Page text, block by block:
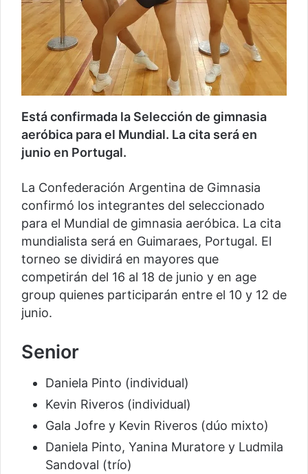
Está confirmada la Selección de gimnasia
aeróbica para el Mundial. La cita será en
junio en Portugal.
La Confederación Argentina de Gimnasia
confirmó los integrantes del seleccionado
para el Mundial de gimnasia aeróbica. La cita
mundialista será en Guimaraes, Portugal. El
torneo se dividirá en mayores que
competirán del 16 al 18 de junio y en age
group quienes participarán entre el 10 y 12 de
junio.
Senior
Daniela Pinto (individual)
Kevin Riveros (individual)
Gala Jofre y Kevin Riveros (dúo mixto)
Daniela Pinto, Yanina Muratore y Ludmila
Sandoval (trío)